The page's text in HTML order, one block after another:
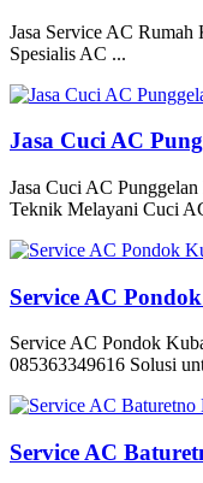
Jasa Service AC Rumah
Spesialis AC ...
Jasa Cuci AC
Jasa Cuci AC
Teknik Melayani Cuci
Service AC
Service AC Pondok
085363349616 Solusi
Service AC